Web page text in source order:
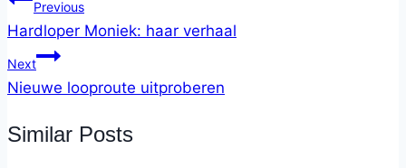
Previous
Hardloper Moniek: haar verhaal
Next
Nieuwe looproute uitproberen
Similar Posts